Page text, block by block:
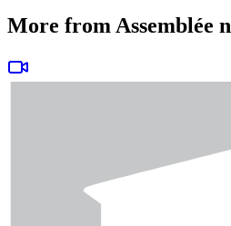
More from Assemblée